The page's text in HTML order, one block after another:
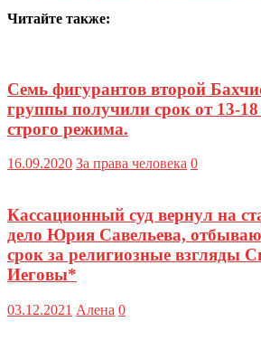
Читайте также:
Семь фигурантов второй
группы получили срок от 13-
строго режима.
16.09.2020 За права человека 0
Кассационный суд вернул на
дело Юрия Савельева,
срок за религиозные взгляды
Иеговы*
03.12.2021 Алена 0